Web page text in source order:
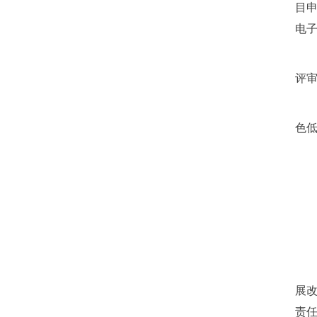
目
电
评
色
展
责任